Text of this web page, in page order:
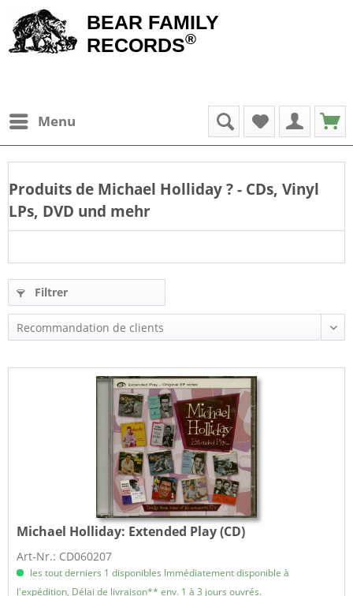
BEAR FAMILY
RECORDS®
Menu
Produits de Michael Holliday? - CDs, Vinyl
LPs, DVD und mehr
Filtrer
Michael Holliday: Extended Play (CD)
Art-Nr.: CD060207
les tout derniers 1 disponibles Immédiatement disponible à
l'expédition, Délai de livraison** env. 1 à 3 jours ouvrés.